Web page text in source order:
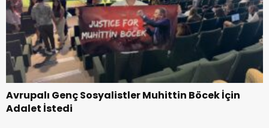
Avrupalı Genç Sosyalistler Muhittin Böcek İçin
Adalet İstedi